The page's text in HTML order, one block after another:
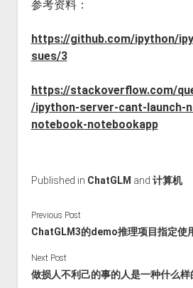
参考资料：
https://github.com/ipython/
sues/3
https://stackoverflow.com/
/ipython-server-cant-launch-
notebook-notebookapp
Published in ChatGLM and 计算机
Previous Post
ChatGLM3的demo推理项目指定使
Next Post
做损人不利己的事的人是一种什么样